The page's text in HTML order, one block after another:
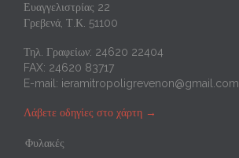
Ευαγγελιστρίας 22
Γρεβενά, Τ.Κ. 51100
Τηλ. Γραφείων: 24620 22404
FAX: 24620 83717
E-mail: ieramitropoligrevenon@gmail.com
Λάβετε οδηγίες στο χάρτη →
Φυλακές